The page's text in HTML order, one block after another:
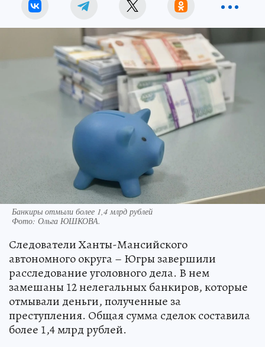
Банкиры отмыли более 1,4 млрд рублей
Фото: Ольга ЮШКОВА.
Следователи Ханты-Мансийского
автономного округа – Югры завершили
расследование уголовного дела. В нем
замешаны 12 нелегальных банкиров, которые
отмывали деньги, полученные за
преступления. Общая сумма сделок составила
более 1,4 млрд рублей.